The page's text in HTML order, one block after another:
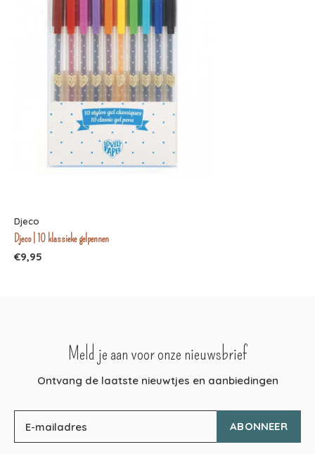
Djeco
Djeco | 10 klassieke gelpennen
€9,95
Meld je aan voor onze nieuwsbrief
Ontvang de laatste nieuwtjes en aanbiedingen
ABONNEER